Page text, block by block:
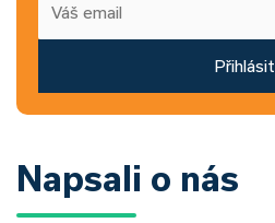
Přihlásit
Napsali o nás